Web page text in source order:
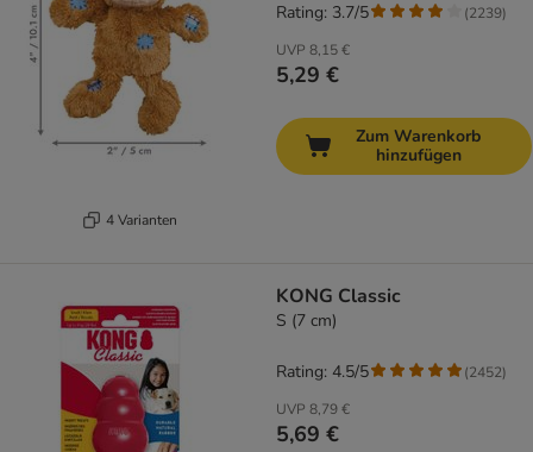
4 Varianten
UVP 8,15 €
5,29 €
Rating: 3.7/5 (2239)
Zum Warenkorb
hinzufügen
KONG Classic
S (7 cm)
UVP 8,79 €
5,69 €
Rating: 4.5/5 (2452)